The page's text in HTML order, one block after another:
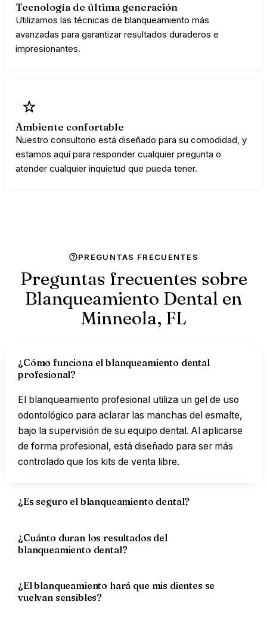
Tecnología de última generación
Utilizamos las técnicas de blanqueamiento más
avanzadas para garantizar resultados duraderos e
impresionantes.
Ambiente confortable
Nuestro consultorio está diseñado para su comodidad, y
estamos aquí para responder cualquier pregunta o
atender cualquier inquietud que pueda tener.
PREGUNTAS FRECUENTES
Preguntas frecuentes sobre
Blanqueamiento Dental en
Minneola, FL
¿Cómo funciona el blanqueamiento dental
profesional?
El blanqueamiento profesional utiliza un gel de uso
odontológico para aclarar las manchas del esmalte,
bajo la supervisión de su equipo dental. Al aplicarse
de forma profesional, está diseñado para ser más
controlado que los kits de venta libre.
¿Es seguro el blanqueamiento dental?
¿Cuánto duran los resultados del
blanqueamiento dental?
¿El blanqueamiento hará que mis dientes se
vuelvan sensibles?